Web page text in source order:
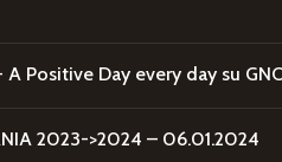
A Positive Day every day su
2023->2024 – 06.01.2024